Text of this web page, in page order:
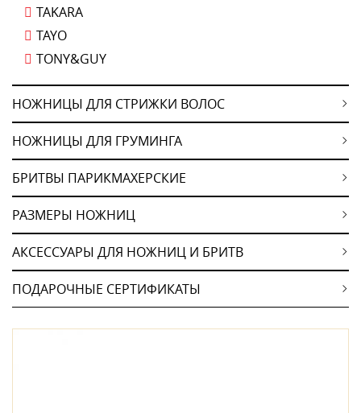
TAKARA
TAYO
TONY&GUY
НОЖНИЦЫ ДЛЯ СТРИЖКИ ВОЛОС
НОЖНИЦЫ ДЛЯ ГРУМИНГА
БРИТВЫ ПАРИКМАХЕРСКИЕ
РАЗМЕРЫ НОЖНИЦ
АКСЕССУАРЫ ДЛЯ НОЖНИЦ И БРИТВ
ПОДАРОЧНЫЕ СЕРТИФИКАТЫ